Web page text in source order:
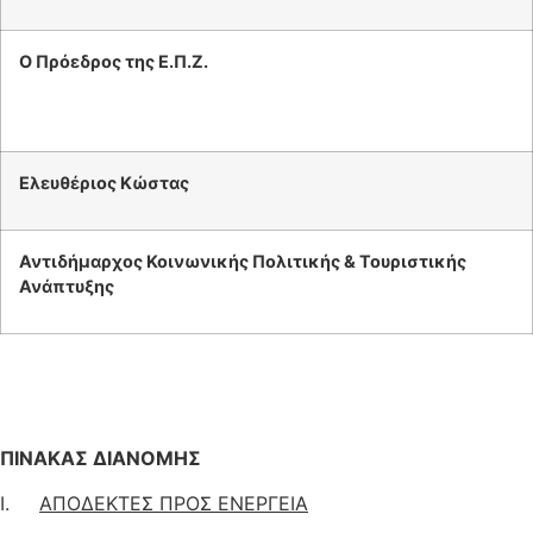
Ο Πρόεδρος της Ε.Π.Ζ.
Ελευθέριος Κώστας
Αντιδήμαρχος Κοινωνικής Πολιτικής & Τουριστικής
Ανάπτυξης
ΠΙΝΑΚΑΣ ΔΙΑΝΟΜΗΣ
Ι. ΑΠΟΔΕΚΤΕΣ ΠΡΟΣ ΕΝΕΡΓΕΙΑ